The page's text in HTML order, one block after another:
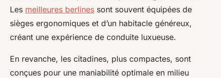
Les meilleures berlines sont souvent équipées de
sièges ergonomiques et d’un habitacle généreux,
créant une expérience de conduite luxueuse.
En revanche, les citadines, plus compactes, sont
conçues pour une maniabilité optimale en milieu